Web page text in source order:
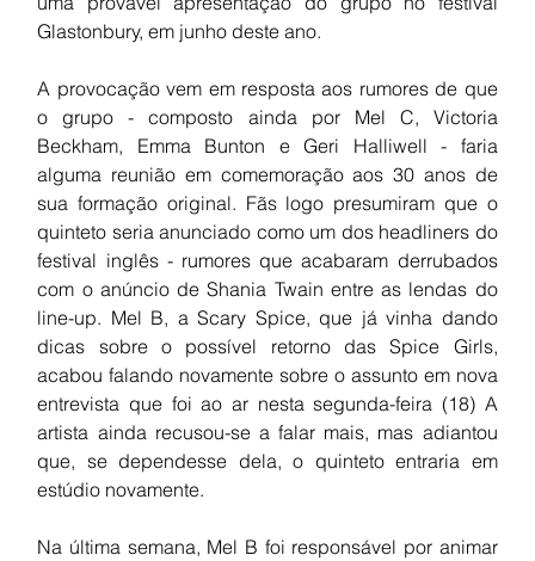
Glastonbury, em junho deste ano.
A provocação vem em resposta aos rumores de que
o grupo - composto ainda por Mel C, Victoria
Beckham, Emma Bunton e Geri Halliwell - faria
alguma reunião em comemoração aos 30 anos de
sua formação original. Fãs logo presumiram que o
quinteto seria anunciado como um dos headliners do
festival inglês - rumores que acabaram derrubados
com o anúncio de Shania Twain entre as lendas do
line-up. Mel B, a Scary Spice, que já vinha dando
dicas sobre o possível retorno das Spice Girls,
acabou falando novamente sobre o assunto em nova
entrevista que foi ao ar nesta segunda-feira (18) A
artista ainda recusou-se a falar mais, mas adiantou
que, se dependesse dela, o quinteto entraria em
estúdio novamente.
Na última semana, Mel B foi responsável por animar